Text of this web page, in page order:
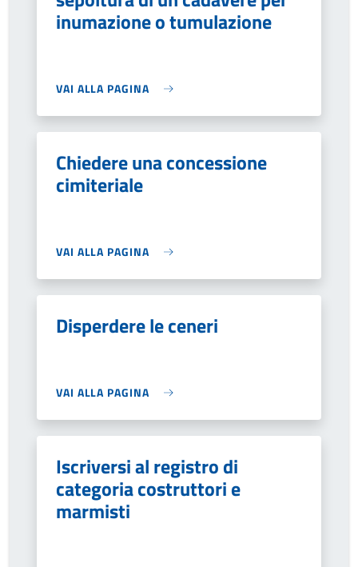
inumazione o tumulazione
VAI ALLA PAGINA
Chiedere una concessione
cimiteriale
VAI ALLA PAGINA
Disperdere le ceneri
VAI ALLA PAGINA
Iscriversi al registro di
categoria costruttori e
marmisti